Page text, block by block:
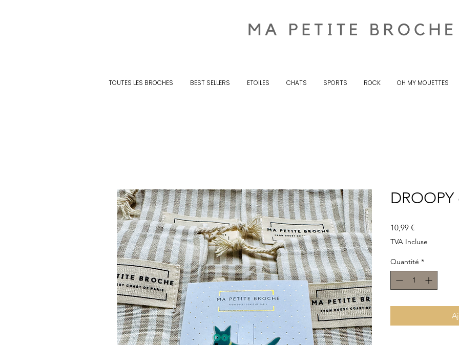
TOUTES LES BROCHES BEST SELLERS ETOILES CHATS SPORTS ROCK OH MY MOUETTES
DROOPY
10,99 €Prix
TVA Incluse
Quantité *